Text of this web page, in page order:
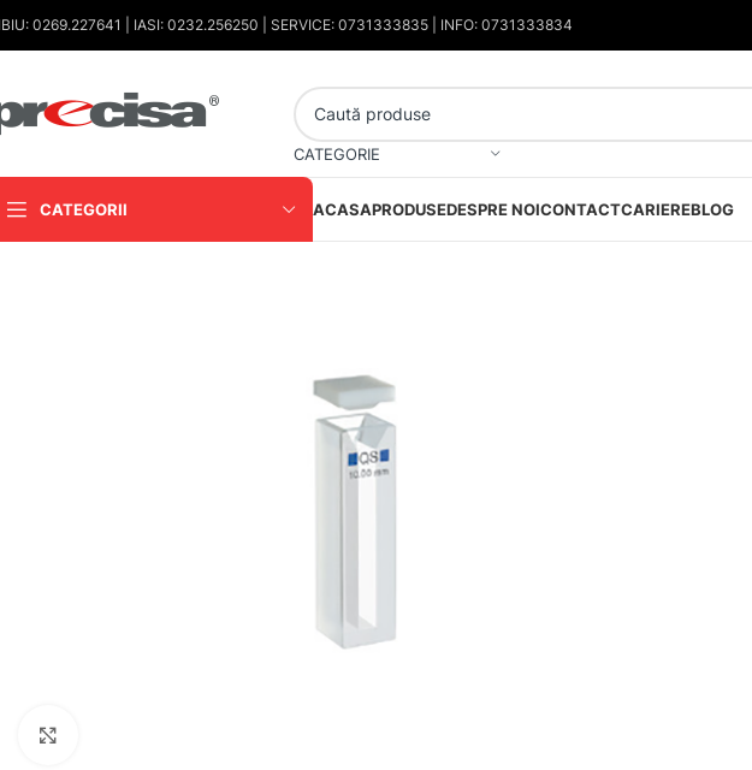
0269.227641 | IASI: 0232.256250 | SERVICE: 0731333835 | INFO: 0731333834
CATEGORIE
CATEGORII ACASAPRODUSEDESPRE NOICONTACTCARIEREBLOG